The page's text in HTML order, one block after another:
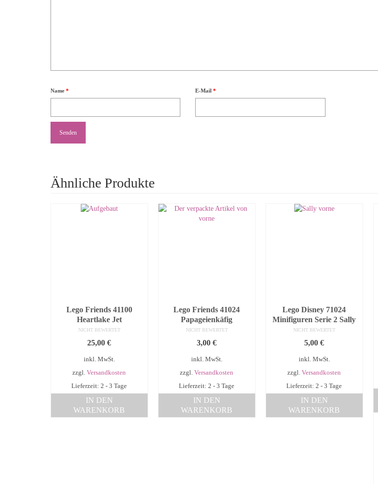
Name * E-Mail*
Ähnliche Produkte
Lego Friends 41100
Heartlake Jet
NICHT BEWERTET
25,00€
inkl. MwSt.
zzgl.Versandkosten
Lieferzeit: 2 - 3 Tage
IN DEN
WARENKORB
Lego Friends 41024
Papageienkäfig
NICHT BEWERTET
3,00€
inkl. MwSt.
zzgl.Versandkosten
Lieferzeit: 2 - 3 Tage
IN DEN
WARENKORB
Lego Disney 71024
Minifiguren Serie 2 Sally
NICHT BEWERTET
5,00€
inkl. MwSt.
zzgl.Versandkosten
Lieferzeit: 2 - 3 Tage
IN DEN
WARENKORB